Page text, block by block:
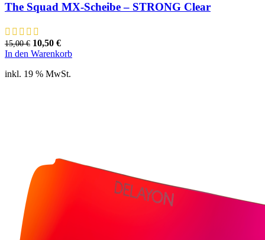
The Squad MX-Scheibe – STRONG Clear
15,00€ Ursprünglicher
Preis
15,00 €
10,50 €Aktueller
Preis
10,50 €.
In den Warenkorb
inkl. 19 % MwSt.